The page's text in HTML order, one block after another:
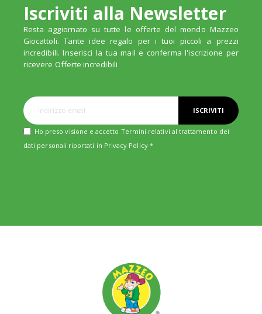
Iscriviti alla Newsletter
Resta aggiornato su tutte le offerte del mondo Mazzeo
Giocattoli. Tante idee regalo per i tuoi piccoli a prezzi
incredibili. Inserisci la tua mail e conferma l'iscrizione per
ricevere Offerte incredibili
ISCRIVITI
Ho preso visione e accetto Termini relativi al trattamento dei
dati personali riportati in Privacy Policy*